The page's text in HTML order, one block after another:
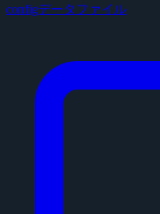
configデータファイル